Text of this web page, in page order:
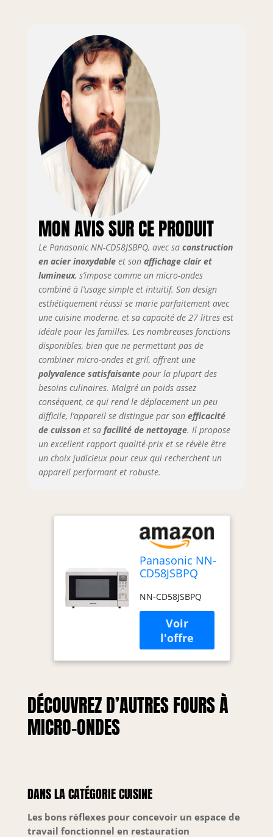
S/STEEL)
MON AVIS SUR CE PRODUIT
Le Panasonic NN-CD58JSBPQ, avec sa construction
en acier inoxydableet son affichage clair et
lumineux, s’impose comme un micro-ondes
combiné à l’usage simple et intuitif. Son design
esthétiquement réussi se marie parfaitement avec
une cuisine moderne, et sa capacité de 27 litres est
idéale pour les familles. Les nombreuses fonctions
disponibles, bien que ne permettant pas de
combiner micro-ondes et gril, offrent une
polyvalence satisfaisantepour la plupart des
besoins culinaires. Malgré un poids assez
conséquent, ce qui rend le déplacement un peu
difficile, l’appareil se distingue par son efficacité
de cuissonet sa facilité de nettoyage. Il propose
un excellent rapport qualité-prix et se révèle être
un choix judicieux pour ceux qui recherchent un
appareil performant et robuste.
Panasonic NN-
CD58JSBPQ
microonde
Acciaio inox
Microonde
combinato
Superficie
piana 27 L
27 LITRE
COMBINATION
NN-CD58JSBPQ
DÉCOUVREZ D’AUTRES FOURS À
MICRO-ONDES
DANS LA CATÉGORIE CUISINE
Les bons réflexes pour concevoir un espace de
travail fonctionnel en restauration